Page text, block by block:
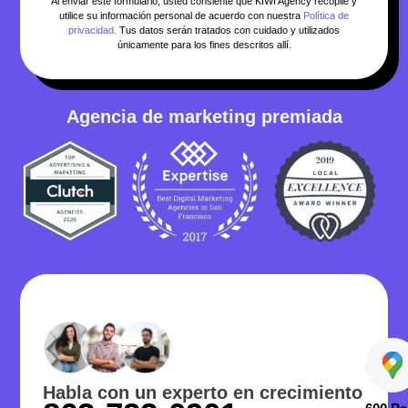
utilice su información personal de acuerdo con nuestra Política de
privacidad. Tus datos serán tratados con cuidado y utilizados
únicamente para los fines descritos allí.
Agencia de marketing premiada
Habla con un experto en crecimiento